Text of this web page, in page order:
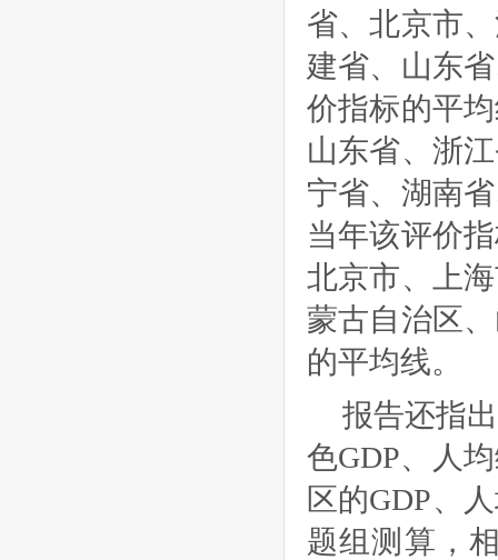
省、北京市
建省、山东
价指标的平
山东省、浙
宁省、湖南
当年该评价
北京市、上
蒙古自治区
的平均线。
报告还指
色GDP、人
区的GDP、
题组测算，